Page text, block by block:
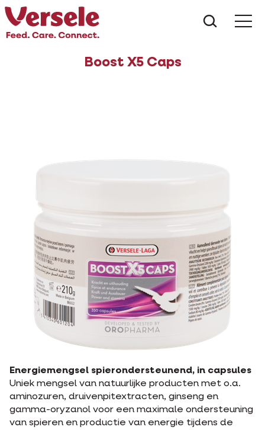
Boost X5 Caps
Energiemengsel spierondersteunend, in capsules
Uniek mengsel van natuurlijke producten met o.a.
aminozuren, druivenpitextracten, ginseng en
gamma-oryzanol voor een maximale ondersteuning
van spieren en productie van energie tijdens de